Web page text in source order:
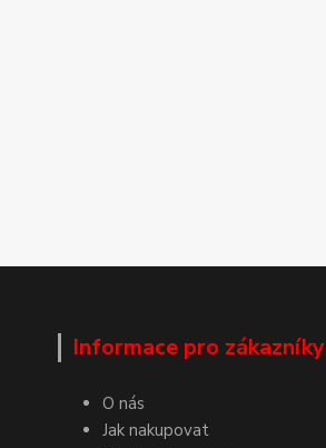
Informace pro zákazníky
O nás
Jak nakupovat